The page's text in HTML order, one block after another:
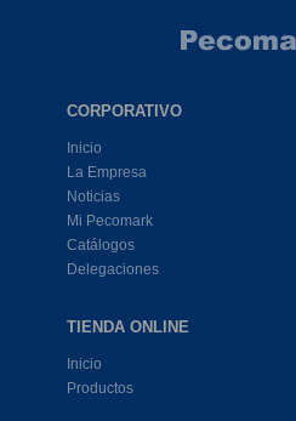
CORPORATIVO
Inicio
La Empresa
Noticias
Mi Pecomark
Catálogos
Delegaciones
TIENDA ONLINE
Inicio
Productos